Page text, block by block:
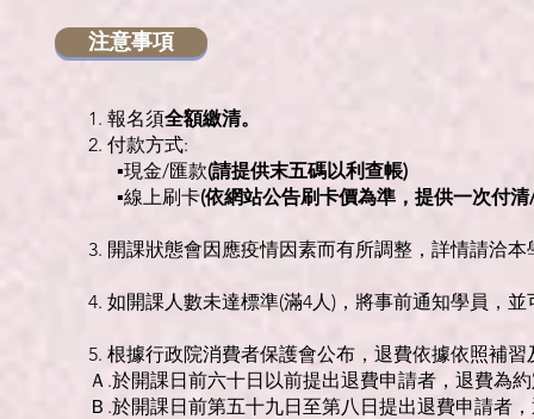
注意事項
1. 報名須全額繳清。
2. 付款方式:
▪現金/匯款(請提供末五碼以利查帳)
▪線上刷卡(依網站公告刷卡價為準，提供一次付
3. 開課狀態會因應疫情因素而有所調整，詳情請洽本
4. 如開課人數未達標準(滿4人)，將事前通知學員，
5. 根據行政院消費者保護會公布，退費依據依照補
Ａ.於開課日前六十日以前提出退費申請者，退費為
Ｂ.於開課日前第五十九日至第八日提出退費申請者